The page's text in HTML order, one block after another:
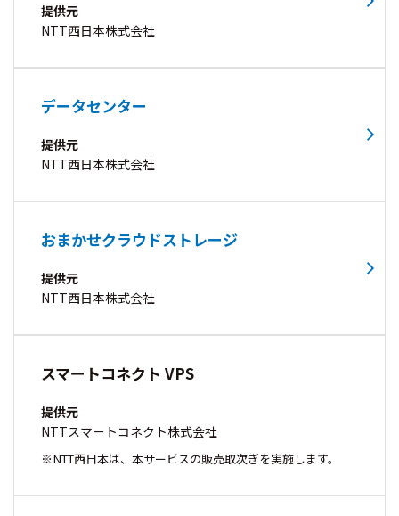
提供元
NTT西日本株式会社
データセンター
提供元
NTT西日本株式会社
おまかせクラウドストレージ
提供元
NTT西日本株式会社
スマートコネクト VPS
提供元
NTTスマートコネクト株式会社
NTT西日本は、本サービスの販売取次ぎを実施します。